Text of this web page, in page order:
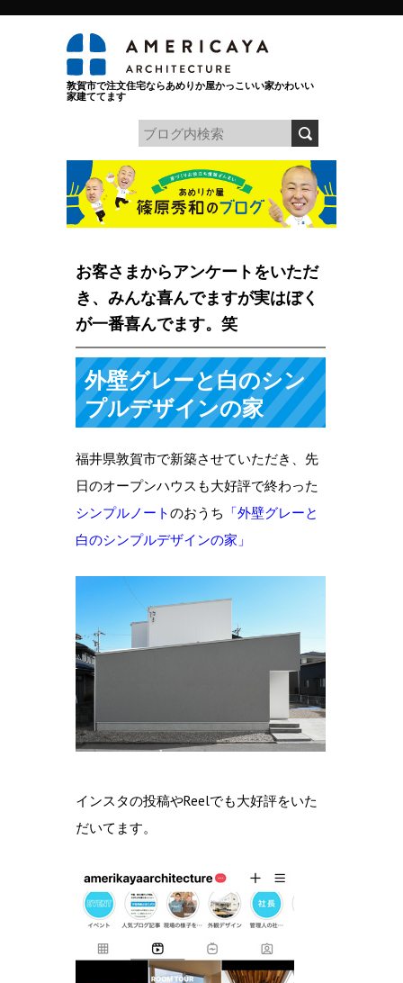
敦賀市で注文住宅ならあめりか屋かっこいい家かわいい
家建ててます
お客さまからアンケートをいただ
き、みんな喜んでますが実はぼく
が一番喜んでます。笑
外壁グレーと白のシン
プルデザインの家
福井県敦賀市で新築させていただき、先
日のオープンハウスも大好評で終わった
シンプルノートのおうち 「外壁グレーと
白のシンプルデザインの家」
インスタの投稿やReelでも大好評をいた
だいてます。